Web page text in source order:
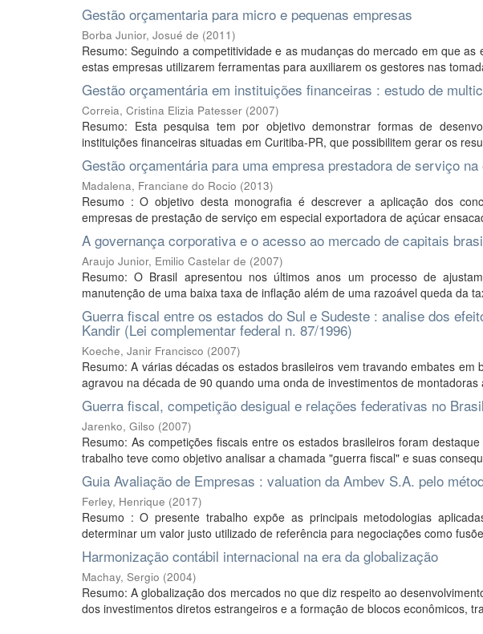
Gestão orçamentaria para micro e pequenas empresas
Borba Junior, Josué de (2011)
Resumo: Seguindo a competitividade e as mudanças do mercado em que
estas empresas utilizarem ferramentas para auxiliarem os gestores nas
Gestão orçamentária em instituições financeiras : estudo de
Correia, Cristina Elizia Patesser (2007)
Resumo: Esta pesquisa tem por objetivo demonstrar formas de
instituições financeiras situadas em Curitiba-PR, que possibilitem gerar os
Gestão orçamentária para uma empresa prestadora de serviço
Madalena, Franciane do Rocio (2013)
Resumo : O objetivo desta monografia é descrever a aplicação dos
empresas de prestação de serviço em especial exportadora de açúcar
A governança corporativa e o acesso ao mercado de capitais
Araujo Junior, Emilio Castelar de (2007)
Resumo: O Brasil apresentou nos últimos anos um processo de
manutenção de uma baixa taxa de inflação além de uma razoável queda da
Guerra fiscal entre os estados do Sul e Sudeste : analise dos
Kandir (Lei complementar federal n. 87/1996)
Koeche, Janir Francisco (2007)
Resumo: A várias décadas os estados brasileiros vem travando embates
agravou na década de 90 quando uma onda de investimentos de
Guerra fiscal, competição desigual e relações federativas no Brasil
Jarenko, Gilso (2007)
Resumo: As competições fiscais entre os estados brasileiros foram
trabalho teve como objetivo analisar a chamada "guerra fiscal" e suas
Guia Avaliação de Empresas : valuation da Ambev S.A. pelo
Ferley, Henrique (2017)
Resumo : O presente trabalho expõe as principais metodologias
determinar um valor justo utilizado de referência para negociações como
Harmonização contábil internacional na era da globalização
Machay, Sergio (2004)
Resumo: A globalização dos mercados no que diz respeito ao
dos investimentos diretos estrangeiros e a formação de blocos econômicos,